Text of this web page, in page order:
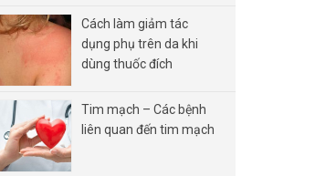
Cách làm giảm tác
dụng phụ trên da khi
dùng thuốc đích
Tim mạch – Các bệnh
liên quan đến tim mạch